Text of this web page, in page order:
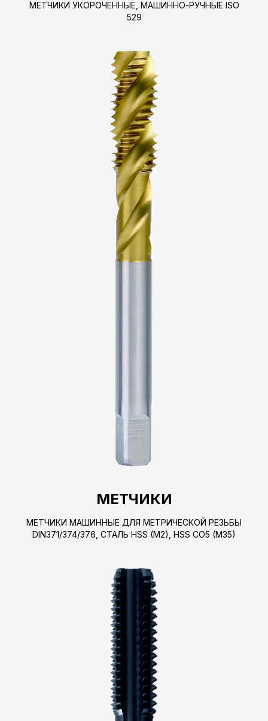
МЕТЧИКИ УКОРОЧЕННЫЕ, МАШИННО-РУЧНЫЕ ISO
529
МЕТЧИКИ
МЕТЧИКИ МАШИННЫЕ ДЛЯ МЕТРИЧЕСКОЙ РЕЗЬБЫ
DIN371/374/376, СТАЛЬ HSS (M2), HSS CO5 (M35)